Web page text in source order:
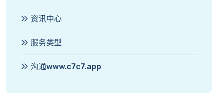
资讯中心
服务类型
沟通www.c7c7.app